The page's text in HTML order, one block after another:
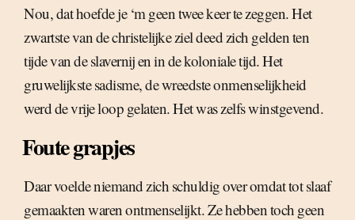
Nou, dat hoefde je ‘m geen twee keer te zeggen. Het
zwartste van de christelijke ziel deed zich gelden ten
tijde van de slavernij en in de koloniale tijd. Het
gruwelijkste sadisme, de wreedste onmenselijkheid
werd de vrije loop gelaten. Het was zelfs winstgevend.
Foute grapjes
Daar voelde niemand zich schuldig over omdat tot slaaf
gemaakten waren ontmenselijkt. Ze hebben toch geen